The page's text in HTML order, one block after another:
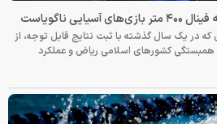
ناگویاست
که در یک سال گذشته با ثبت نتایج قابل توجه، از
کشورهای اسلامی ریاض و عملکرد